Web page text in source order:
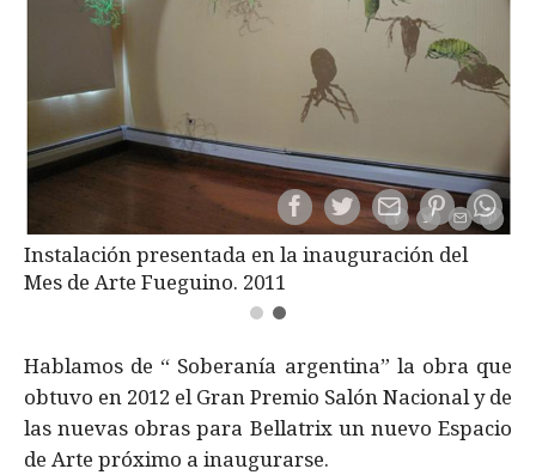
Instalación presentada en la inauguración del
Mes de Arte Fueguino. 2011
Hablamos de “ Soberanía argentina” la obra que
obtuvo en 2012 el Gran Premio Salón Nacional y de
las nuevas obras para Bellatrix un nuevo Espacio
de Arte próximo a inaugurarse.